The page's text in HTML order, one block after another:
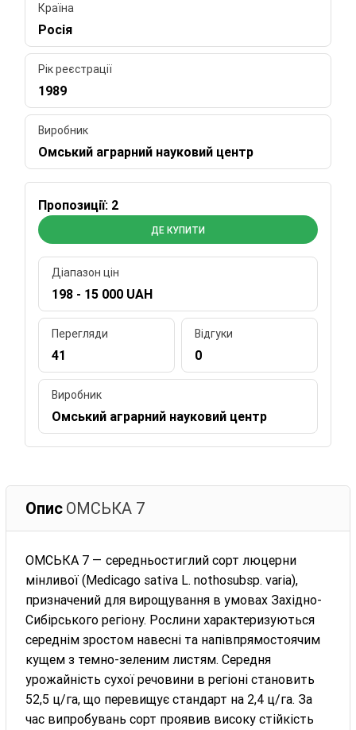
Країна
Росія
Рік реєстрації
1989
Виробник
Омський аграрний науковий центр
Пропозиції: 2
ДЕ КУПИТИ
Діапазон цін
198 - 15 000 UAH
Перегляди
41
Відгуки
0
Виробник
Омський аграрний науковий центр
Опис ОМСЬКА 7
ОМСЬКА 7 — середньостиглий сорт люцерни
мінливої (Medicago sativa L. nothosubsp. varia),
призначений для вирощування в умовах Західно-
Сибірського регіону. Рослини характеризуються
середнім зростом навесні та напівпрямостоячим
кущем з темно-зеленим листям. Середня
урожайність сухої речовини в регіоні становить
52,5 ц/га, що перевищує стандарт на 2,4 ц/га. За
час випробувань сорт проявив високу стійкість